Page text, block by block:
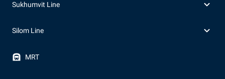
Sukhumvit Line
Silom Line
MRT